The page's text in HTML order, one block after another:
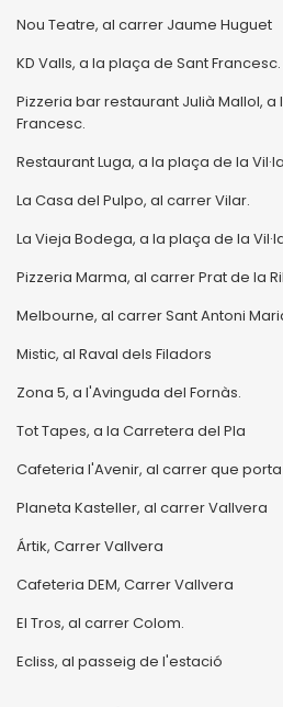
Nou Teatre, al carrer Jaume Huguet
KD Valls, a la plaça de Sant Francesc.
Pizzeria bar restaurant Julià Mallol,
Francesc.
Restaurant Luga, a la plaça de la
La Casa del Pulpo, al carrer Vilar.
La Vieja Bodega, a la plaça de la
Pizzeria Marma, al carrer Prat de la
Melbourne, al carrer Sant Antoni
Mistic, al Raval dels Filadors
Zona 5, a l'Avinguda del Fornàs.
Tot Tapes, a la Carretera del Pla
Cafeteria l'Avenir, al carrer que
Planeta Kasteller, al carrer Vallvera
Ártik, Carrer Vallvera
Cafeteria DEM, Carrer Vallvera
El Tros, al carrer Colom.
Ecliss, al passeig de l'estació